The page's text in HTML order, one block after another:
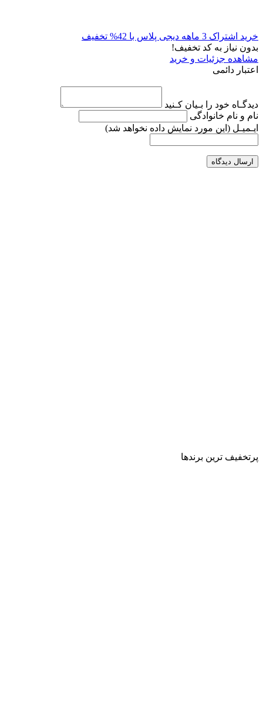
خرید اشتراک 3 ماهه دیجی پلاس با 42% تخفیف
بدون نیاز به کد تخفیف!
مشاهده جزئیات و خرید
اعتبار دائمی
دیدگـاه خود را بـیان کـنید
نام و نام خانوادگی
ایـمیـل (این مورد نمایش داده نخواهد شد)
ارسال دیدگاه
پرتخفیف ترین برندها